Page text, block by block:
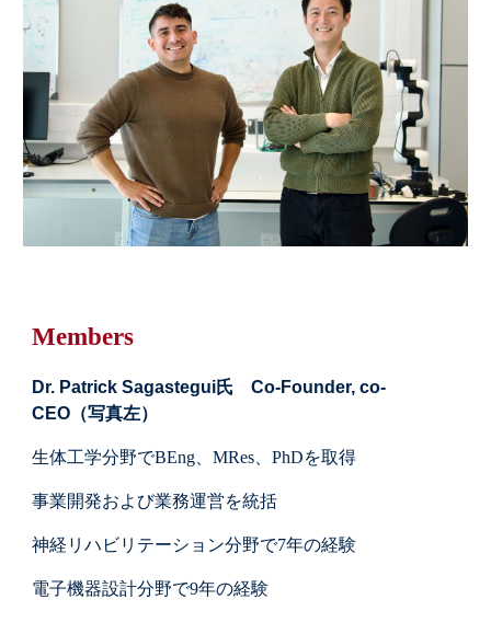
Members
Dr. Patrick Sagastegui氏 Co-Founder, co-
CEO（写真左）
生体工学分野でBEng、MRes、PhDを取得
事業開発および業務運営を統括
神経リハビリテーション分野で7年の経験
電子機器設計分野で9年の経験